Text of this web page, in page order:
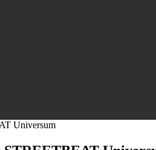
Universum